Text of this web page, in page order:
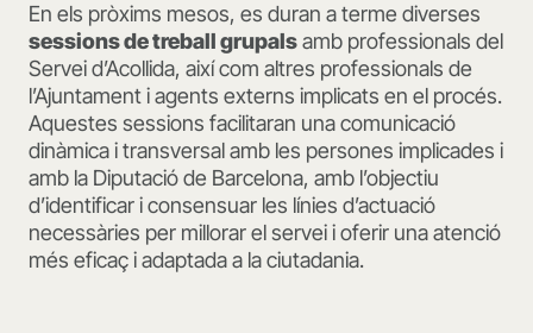
En els pròxims mesos, es duran a terme diverses
sessions de treball grupalsamb professionals del
Servei d’Acollida, així com altres professionals de
l’Ajuntament i agents externs implicats en el procés.
Aquestes sessions facilitaran una comunicació
dinàmica i transversal amb les persones implicades i
amb la Diputació de Barcelona, amb l’objectiu
d’identificar i consensuar les línies d’actuació
necessàries per millorar el servei i oferir una atenció
més eficaç i adaptada a la ciutadania.